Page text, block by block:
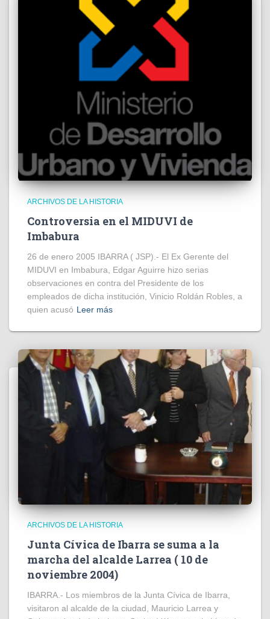
ARCHIVOS DE LA HISTORIA
Controversia en el MIDUVI de
Imbabura
26 de enero 2005 IBARRA ( JSP).- El Ex Gerente del
MIDUVI en Imbabura, Edgar Aguirre hizo serias
observaciones en contra del Presidente de los
empleados de dicha institución, Vinicio Roldán Robles, a
quien acusó Leer más
ARCHIVOS DE LA HISTORIA
Junta Cívica de Ibarra se suma a la
marcha del alcalde Larrea ( 10 de
noviembre 2004)
IBARRA.- Los miembros de la Junta Cívica de Ibarra,
visitaron al alcalde de la ciudad, Mauricio Larrea y